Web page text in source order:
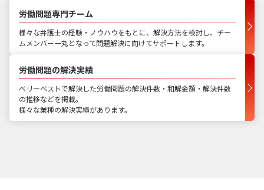
労働問題専門チーム
様々な弁護士の経験・ノウハウをもとに、解決方法を検討し、チー
ムメンバー一丸となって問題解決に向けてサポートします。
労働問題の解決実績
ベリーベストで解決した労働問題の解決件数・和解金額・解決件数
の推移などを掲載。
様々な業種の解決実績があります。